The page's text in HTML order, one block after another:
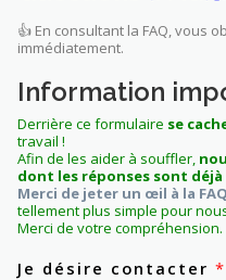
👍 En consultant la FAQ, vous
immédiatement.
Information
Derrière ce formulaire se
travail !
Afin de les aider à souffler,
dont les réponses sont déjà
Merci de jeter un œil à la FAQ
tellement plus simple pour
Merci de votre compréhension.
Je désire contacter *